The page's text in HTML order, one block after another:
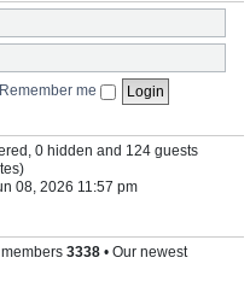
Remember me
0 hidden and 124 guests
08, 2026 11:57 pm
members 3338 • Our newest